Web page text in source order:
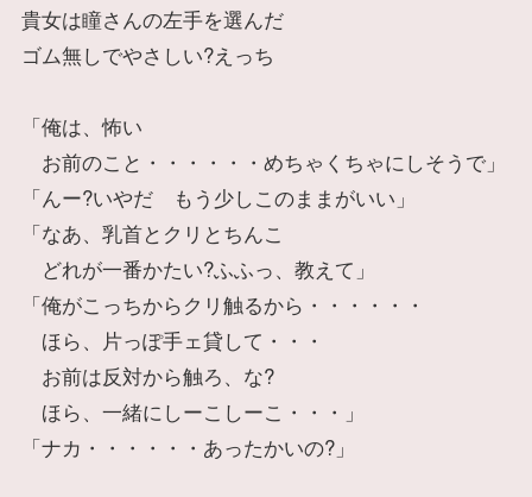
貴女は瞳さんの左手を選んだ
ゴム無しでやさしい?えっち
「俺は、怖い
お前のこと・・・・・・めちゃくちゃにしそうで」
「んー?いやだ もう少しこのままがいい」
「なあ、乳首とクリとちんこ
どれが一番かたい?ふふっ、教えて」
「俺がこっちからクリ触るから・・・・・・
ほら、片っぽ手ェ貸して・・・
お前は反対から触ろ、な?
ほら、一緒にしーこしーこ・・・」
「ナカ・・・・・・あったかいの?」